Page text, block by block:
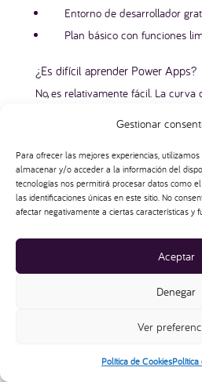
Gestionar
Para ofrecer las mejores experiencias,
almacenar y/o acceder a la información del
tecnologías nos permitirá procesar datos como
las identificaciones únicas en este sitio. No
afectar negativamente a ciertas características y
Aceptar
Denegar
Ver
Política de CookiesPolítica
Entorno de desarrollador
Plan básico con funciones
¿Es difícil aprender Power Apps?
No, es relativamente fácil. La
crear aplicaciones funcionales en
¿Cuánto cuesta Power Apps?
Los precios principales
Gratuito